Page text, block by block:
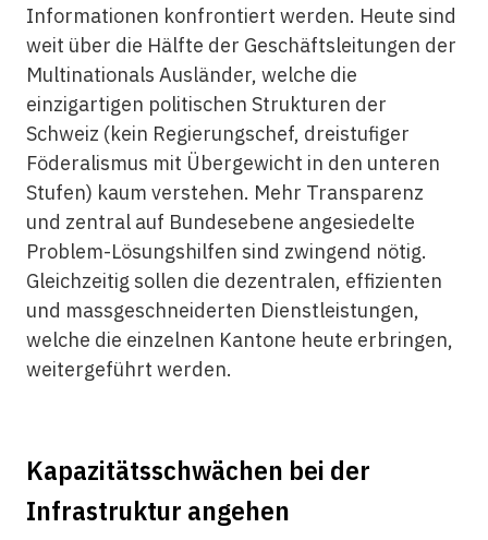
Informationen konfrontiert werden. Heute sind
weit über die Hälfte der Geschäftsleitungen der
Multinationals Ausländer, welche die
einzigartigen politischen Strukturen der
Schweiz (kein Regierungschef, dreistufiger
Föderalismus mit Übergewicht in den unteren
Stufen) kaum verstehen. Mehr Transparenz
und zentral auf Bundesebene angesiedelte
Problem-Lösungshilfen sind zwingend nötig.
Gleichzeitig sollen die dezentralen, effizienten
und massgeschneiderten Dienstleistungen,
welche die einzelnen Kantone heute erbringen,
weitergeführt werden.
Kapazitätsschwächen bei der
Infrastruktur angehen